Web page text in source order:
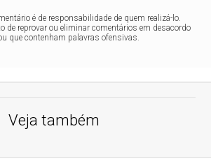
é de responsabilidade de quem realizá-lo.
de reprovar ou eliminar comentários em desacordo
que contenham palavras ofensivas.
Veja também